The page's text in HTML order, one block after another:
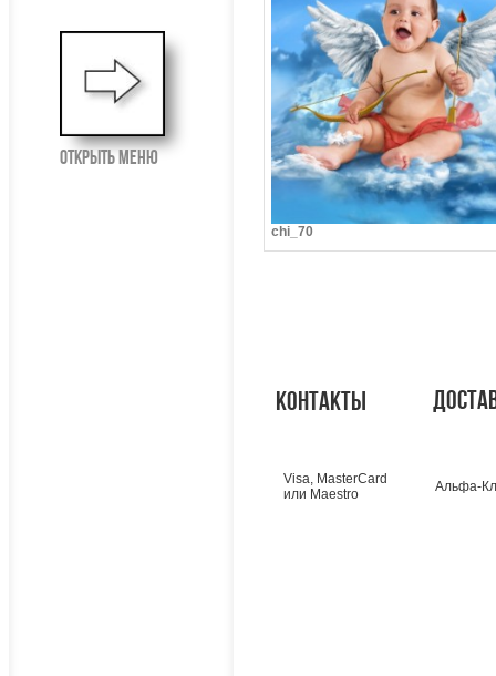
открыть меню
chi_70
контакты
Visa, MasterCard
или Maestro
Альфа-